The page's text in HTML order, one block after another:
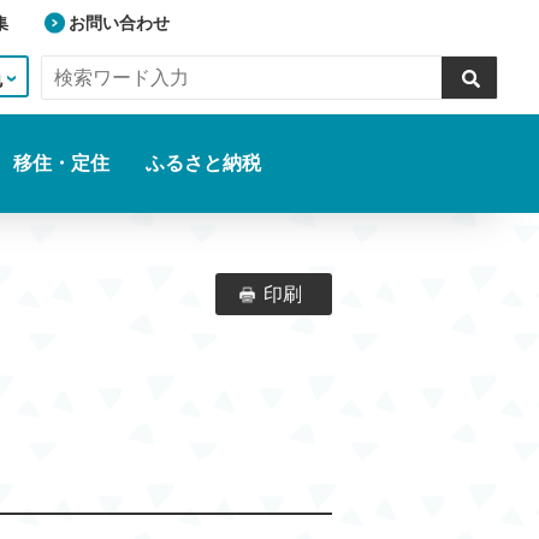
お問い合わせ
移住・定住 ふるさと納税
印刷